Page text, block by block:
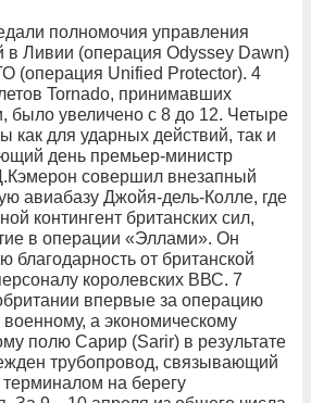
полномочия управления
в Ливии (операция Odyssey Dawn)
(операция Unified Protector). 4
Tornado, принимавших
было увеличено с 8 до 12. Четыре
как для ударных действий, так и
день премьер-министр
совершил внезапный
авиабазу Джойя-дель-Колле, где
контингент британских сил,
в операции «Эллами». Он
благодарность от британской
королевских ВВС. 7
впервые за операцию
а экономическому
полю Сарир (Sarir) в результате
трубопровод, связывающий
на берегу